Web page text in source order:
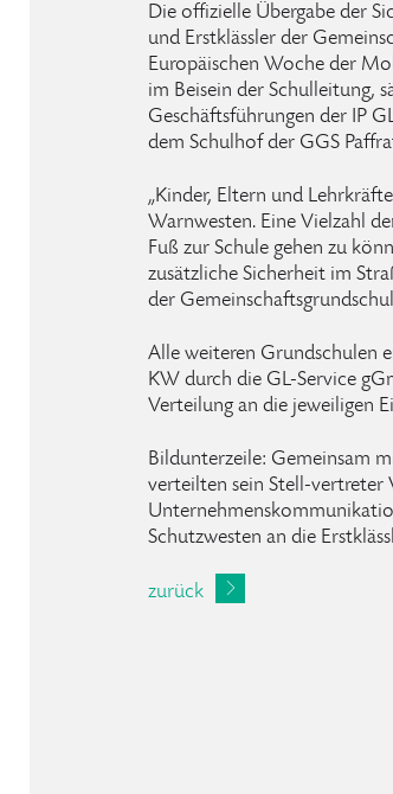
Die offizielle Übergabe der
und Erstklässler der
Europäischen Woche der
im Beisein der Schulleitung,
Geschäftsführungen der IP
dem Schulhof der GGS
„Kinder, Eltern und
Warnwesten. Eine Vielzahl
Fuß zur Schule gehen zu
zusätzliche Sicherheit im
der
Alle weiteren Grundschulen
KW durch die GL-Service
Verteilung an die jeweiligen
Bildunterzeile: Gemeinsam
verteilten sein Stell-
Schutzwesten an die
zurück